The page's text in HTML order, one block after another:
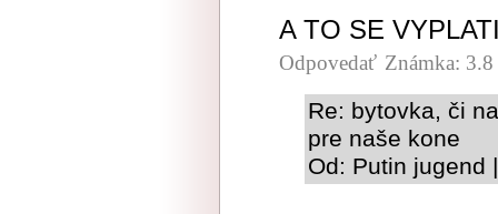
A TO SE
Odpovedať Známka: 3.8
Re: bytovka, či
pre naše kone
Od: Putin jugend